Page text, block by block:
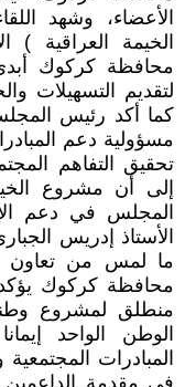
الأعضاء، وشهد
الخيمة العراقية )
محافظة كركوك
لتقديم التسهيلات
كما أكد رئيس
مسؤولية دعم
تحقيق التفاهم
إلى أن مشروع
المجلس في دعم
الأستاذ إدريس
ما لمس من
محافظة كركوك
منطلق لمشروع
الوطن الواحد
المبادرات